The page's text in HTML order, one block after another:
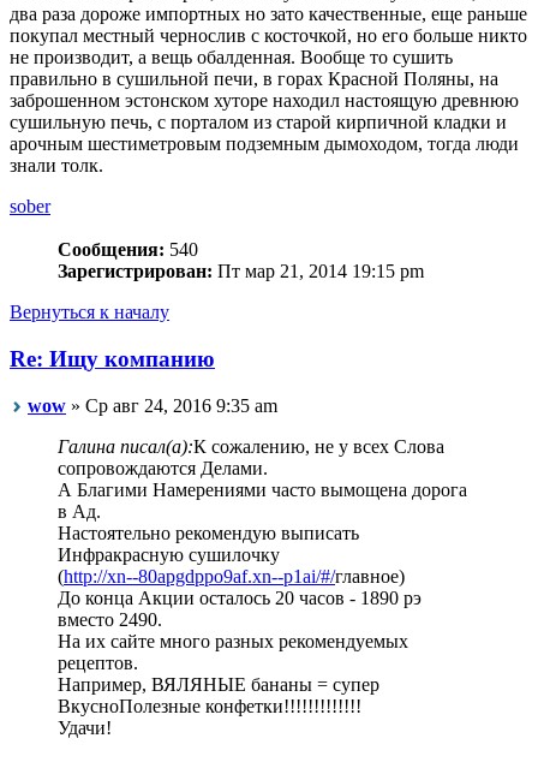
два раза дороже импортных но зато качественные, еще раньше
покупал местный чернослив с косточкой, но его больше никто
не производит, а вещь обалденная. Вообще то сушить
правильно в сушильной печи, в горах Красной Поляны, на
заброшенном эстонском хуторе находил настоящую древнюю
сушильную печь, с порталом из старой кирпичной кладки и
арочным шестиметровым подземным дымоходом, тогда люди
знали толк.
sober
Сообщения: 540
Зарегистрирован: Пт мар 21, 2014 19:15 pm
Вернуться к началу
Re: Ищу компанию
wow » Ср авг 24, 2016 9:35 am
Галина писал(а):К сожалению, не у всех Слова
сопровождаются Делами.
А Благими Намерениями часто вымощена дорога
в Ад.
Настоятельно рекомендую выписать
Инфракрасную сушилочку
(http://xn--80apgdppo9af.xn--p1ai/#/главное)
До конца Акции осталось 20 часов - 1890 рэ
вместо 2490.
На их сайте много разных рекомендуемых
рецептов.
Например, ВЯЛЯНЫЕ бананы = супер
ВкусноПолезные конфетки!!!!!!!!!!!!!
Удачи!